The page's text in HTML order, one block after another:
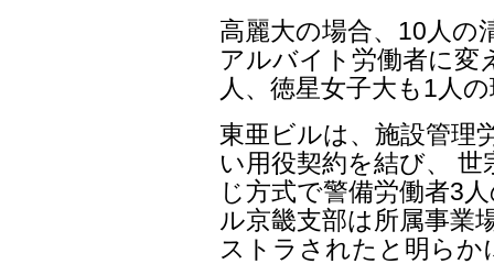
高麗大の場合、10人の
アルバイト労働者に変
人、徳星女子大も1人
東亜ビルは、施設管理
い用役契約を結び、
じ方式で警備労働者3
ル京畿支部は所属事業
ストラされたと明らか